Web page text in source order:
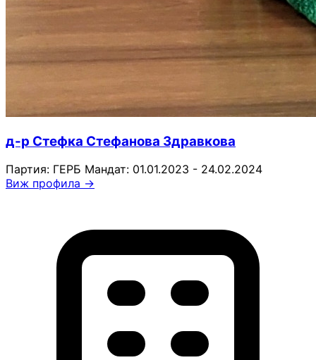
д-р Стефка Стефанова Здравковa
Партия: ГЕРБ Мандат: 01.01.2023 - 24.02.2024
Виж профила →